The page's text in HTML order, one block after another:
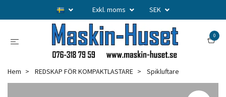
Exkl. moms SEK
0
Hem REDSKAP FÖR KOMPAKTLASTARE Spikluftare